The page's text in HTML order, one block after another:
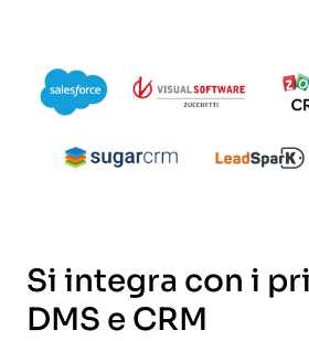
Si integra con i
DMS e CRM